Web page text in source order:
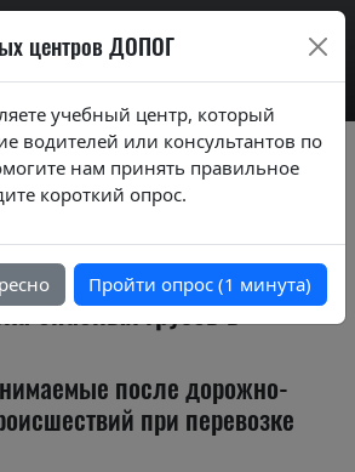
билетов по
ver. 2020
задания (тестовые
специализированного
опасных грузов в
после дорожно-
при перевозке
центров ДОПОГ
учебный центр, который
водителей или консультантов по
нам принять правильное
короткий опрос.
Пройти опрос (1 минута)